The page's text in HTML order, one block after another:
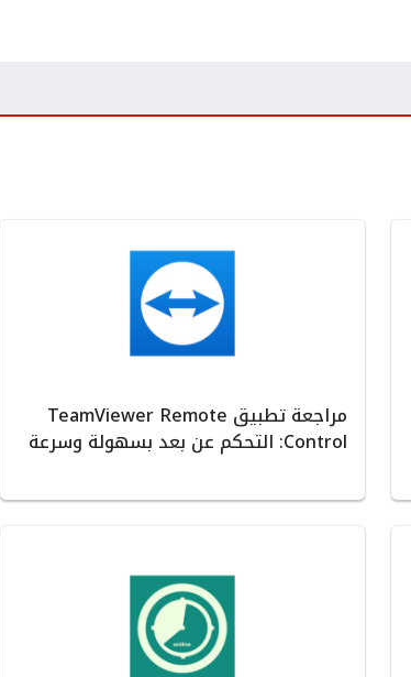
مراجعة تطبيق TeamViewer Remote
Control: التحكم عن بعد بسهولة وسرعة